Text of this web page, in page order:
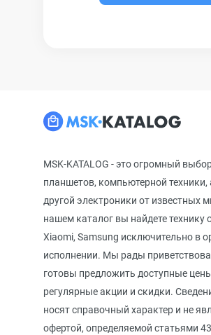
MSK-KATALOG - это огромный
планшетов, компьютерной техники,
другой электроники от известных
нашем каталог вы найдете технику
Xiaomi, Samsung исключительно в
исполнении. Мы рады
готовы предложить доступные
регулярные акции и скидки.
носят справочный характер и не
офертой, определяемой статьями